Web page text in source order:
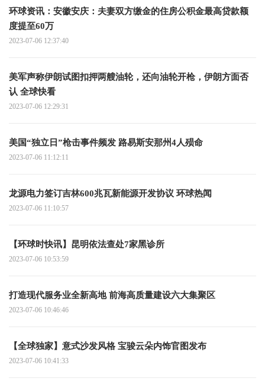
环球资讯：安徽安庆：夫妻双方缴金的住房公积金最高贷款额
度提至60万
2023-07-06 12:37:40
美军声称伊朗试图扣押两艘油轮，还向油轮开枪，伊朗方面否
认 全球快看
2023-07-06 12:29:31
美国“独立日”枪击事件频发 路易斯安那州4人殒命
2023-07-06 11:12:11
龙源电力签订吉林600兆瓦新能源开发协议 环球热闻
2023-07-06 11:10:57
【环球时快讯】昆明依法查处7家黑诊所
2023-07-06 10:53:59
打造现代服务业全新高地 前海高质量建设六大集聚区
2023-07-06 10:46:46
【全球独家】意式沙发风格 宝骏云朵内饰官图发布
2023-07-06 10:41:33